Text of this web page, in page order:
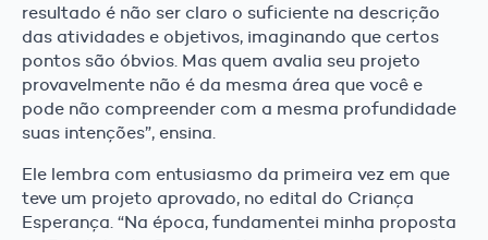
resultado é não ser claro o suficiente na descrição
das atividades e objetivos, imaginando que certos
pontos são óbvios. Mas quem avalia seu projeto
provavelmente não é da mesma área que você e
pode não compreender com a mesma profundidade
suas intenções”, ensina.
Ele lembra com entusiasmo da primeira vez em que
teve um projeto aprovado, no edital do Criança
Esperança. “Na época, fundamentei minha proposta